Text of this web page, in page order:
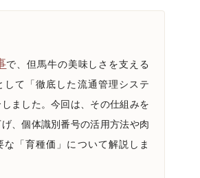
で、但馬牛の美味しさを支える
して「徹底した流通管理システ
しました。今回は、その仕組みを
、個体識別番号の活用方法や肉
な「育種価」について解説しま